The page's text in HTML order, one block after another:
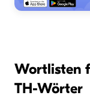
Wortlisten
TH-Wörter